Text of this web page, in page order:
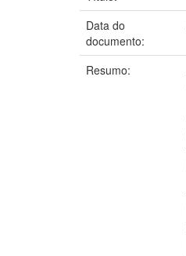
Data do
documento:
Resumo: